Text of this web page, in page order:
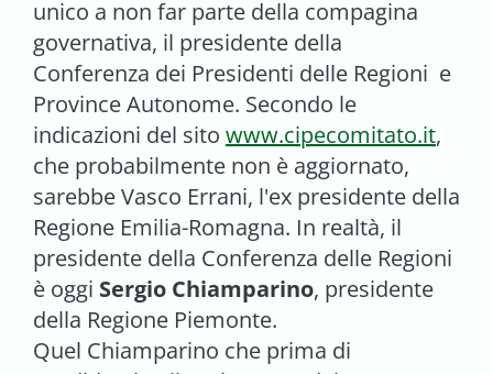
unico a non far parte della compagina
governativa, il presidente della
Conferenza dei Presidenti delle Regioni e
Province Autonome. Secondo le
indicazioni del sito www.cipecomitato.it,
che probabilmente non è aggiornato,
sarebbe Vasco Errani, l'ex presidente della
Regione Emilia-Romagna. In realtà, il
presidente della Conferenza delle Regioni
è oggi Sergio Chiamparino, presidente
della Regione Piemonte.
Quel Chiamparino che prima di